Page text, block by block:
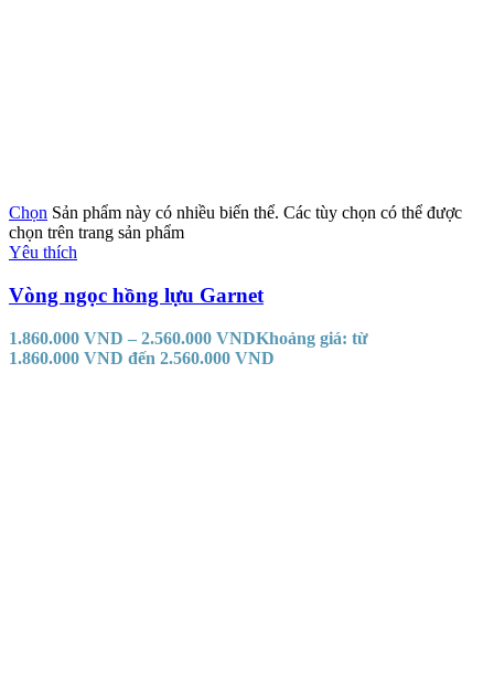
Chọn Sản phẩm này có nhiều biến thể. Các tùy chọn có thể được
chọn trên trang sản phẩm
Yêu thích
Vòng ngọc hồng lựu Garnet
1.860.000 VND – 2.560.000 VNDKhoảng giá: từ
1.860.000 VND đến 2.560.000 VND